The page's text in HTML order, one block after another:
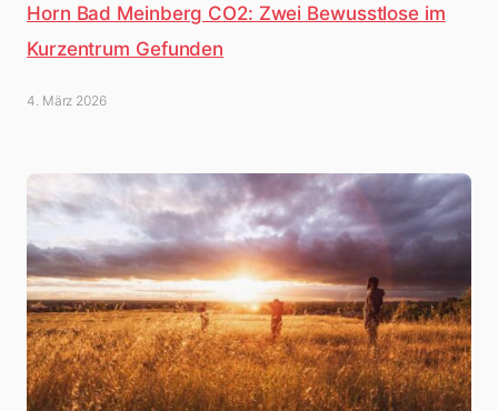
Horn Bad Meinberg CO2: Zwei Bewusstlose im
Kurzentrum Gefunden
4. März 2026